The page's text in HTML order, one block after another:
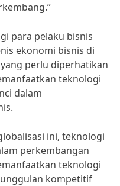
para pelaku bisnis
ekonomi bisnis di
perlu diperhatikan
teknologi
dalam
ini, teknologi
perkembangan
teknologi
kompetitif